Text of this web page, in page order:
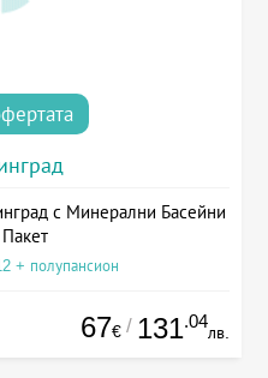
с Минерални Басейни
+ полупансион
67€ / 131.04
лв.